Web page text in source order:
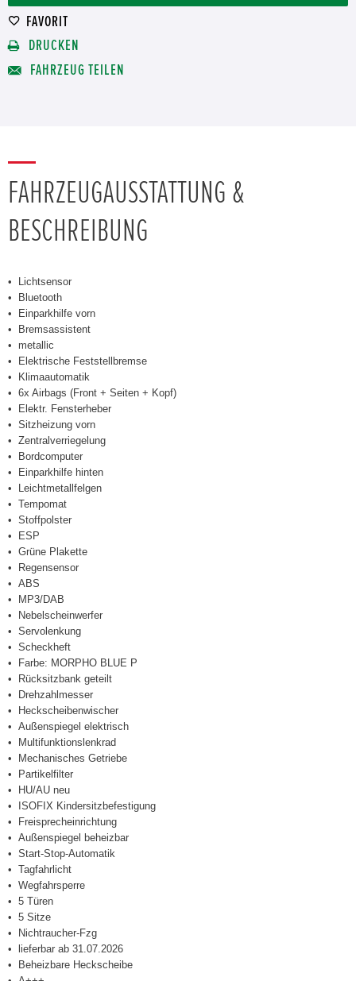
FAVORIT
DRUCKEN
FAHRZEUG TEILEN
FAHRZEUGAUSSTATTUNG &
BESCHREIBUNG
Lichtsensor
Bluetooth
Einparkhilfe vorn
Bremsassistent
metallic
Elektrische Feststellbremse
Klimaautomatik
6x Airbags (Front + Seiten + Kopf)
Elektr. Fensterheber
Sitzheizung vorn
Zentralverriegelung
Bordcomputer
Einparkhilfe hinten
Leichtmetallfelgen
Tempomat
Stoffpolster
ESP
Grüne Plakette
Regensensor
ABS
MP3/DAB
Nebelscheinwerfer
Servolenkung
Scheckheft
Farbe: MORPHO BLUE P
Rücksitzbank geteilt
Drehzahlmesser
Heckscheibenwischer
Außenspiegel elektrisch
Multifunktionslenkrad
Mechanisches Getriebe
Partikelfilter
HU/AU neu
ISOFIX Kindersitzbefestigung
Freisprecheinrichtung
Außenspiegel beheizbar
Start-Stop-Automatik
Tagfahrlicht
Wegfahrsperre
5 Türen
5 Sitze
Nichtraucher-Fzg
lieferbar ab 31.07.2026
Beheizbare Heckscheibe